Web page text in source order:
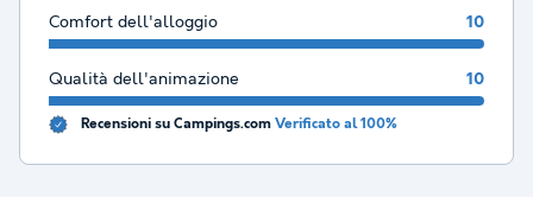
Comfort dell'alloggio 10
Qualità dell'animazione 10
Recensioni su Campings.com Verificato al 100%